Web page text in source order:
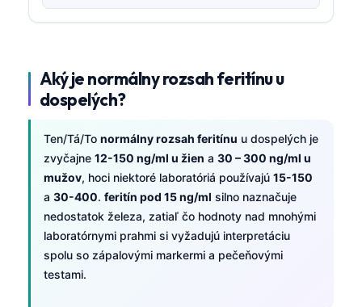
Aký je normálny rozsah feritínu u
dospelých?
Ten/Tá/To normálny rozsah feritínu u dospelých je
zvyčajne 12-150 ng/ml u žien a 30 – 300 ng/ml u
mužov, hoci niektoré laboratóriá používajú 15-150
a 30-400. feritín pod 15 ng/ml silno naznačuje
nedostatok železa, zatiaľ čo hodnoty nad mnohými
laboratórnymi prahmi si vyžadujú interpretáciu
spolu so zápalovými markermi a pečeňovými
testami.